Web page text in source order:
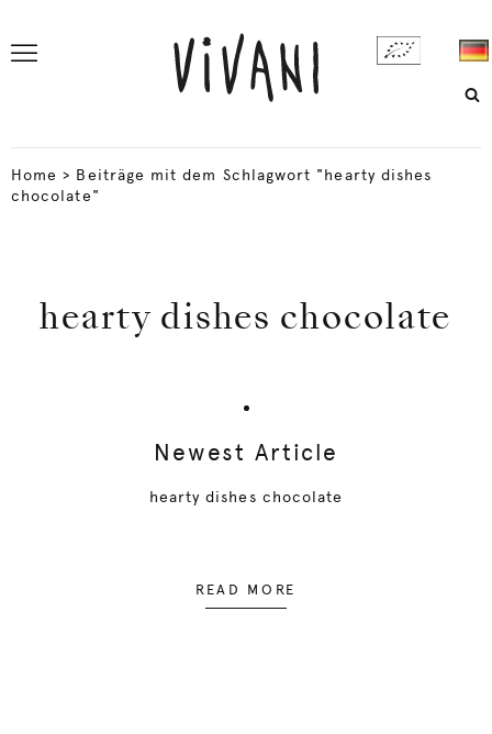
Home > Beiträge mit dem Schlagwort "hearty dishes
chocolate"
hearty dishes chocolate
Newest Article
hearty dishes chocolate
READ MORE